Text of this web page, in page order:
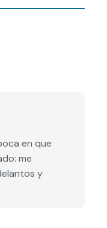
en que
me
y